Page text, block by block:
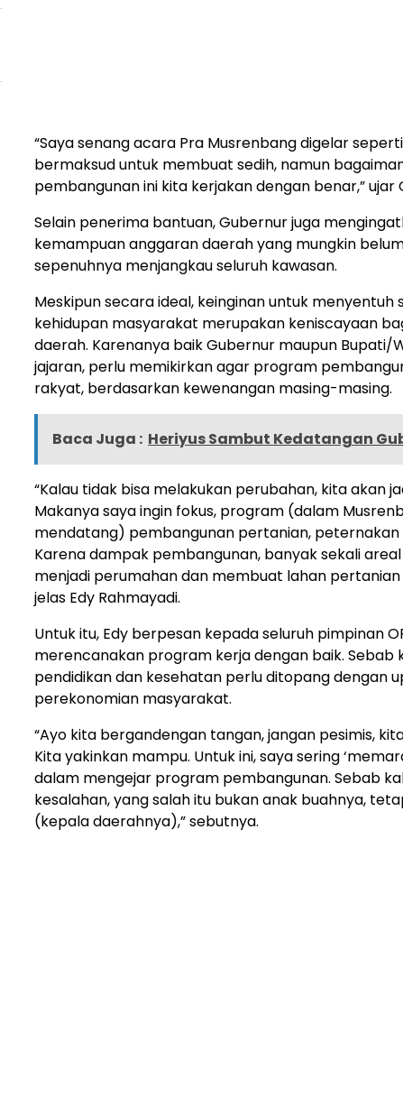
“Saya senang acara Pra Musrenbang digelar
bermaksud untuk membuat sedih, namun
pembangunan ini kita kerjakan dengan benar,” ujar
Selain penerima bantuan, Gubernur juga
kemampuan anggaran daerah yang mungkin
sepenuhnya menjangkau seluruh kawasan.
Meskipun secara ideal, keinginan untuk menyentuh
kehidupan masyarakat merupakan keniscayaan
daerah. Karenanya baik Gubernur maupun Bupati/
jajaran, perlu memikirkan agar program
rakyat, berdasarkan kewenangan masing-masing.
Baca Juga : Heriyus Sambut Kedatangan
“Kalau tidak bisa melakukan perubahan, kita akan
Makanya saya ingin fokus, program (dalam
mendatang) pembangunan pertanian,
Karena dampak pembangunan, banyak sekali
menjadi perumahan dan membuat lahan
jelas Edy Rahmayadi.
Untuk itu, Edy berpesan kepada seluruh pimpinan
merencanakan program kerja dengan baik. Sebab
pendidikan dan kesehatan perlu ditopang dengan
perekonomian masyarakat.
“Ayo kita bergandengan tangan, jangan pesimis,
Kita yakinkan mampu. Untuk ini, saya sering
dalam mengejar program pembangunan. Sebab
kesalahan, yang salah itu bukan anak buahnya,
(kepala daerahnya),” sebutnya.